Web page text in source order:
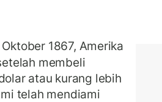
1867, Amerika
membeli
atau kurang lebih
telah mendiami